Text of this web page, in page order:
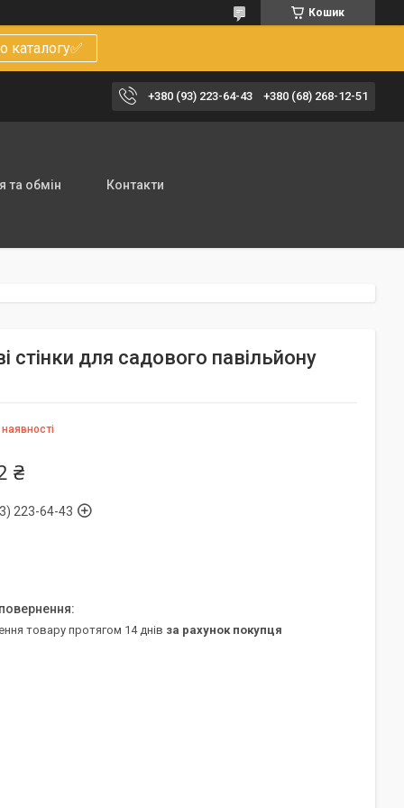
Кошик
каталогу✅
+380 (93) 223-64-43 +380 (68) 268-12-51
та обмін Контакти
стінки для садового павільйону
₴
223-64-43
товару протягом 14 днів за рахунок покупця